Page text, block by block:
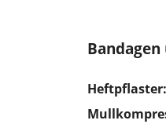
Heftpflaster: